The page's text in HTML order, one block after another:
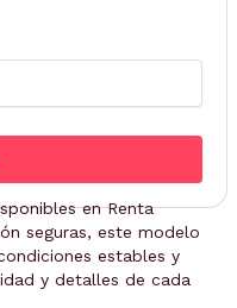
en Renta
seguras, este modelo
estables y
y detalles de cada